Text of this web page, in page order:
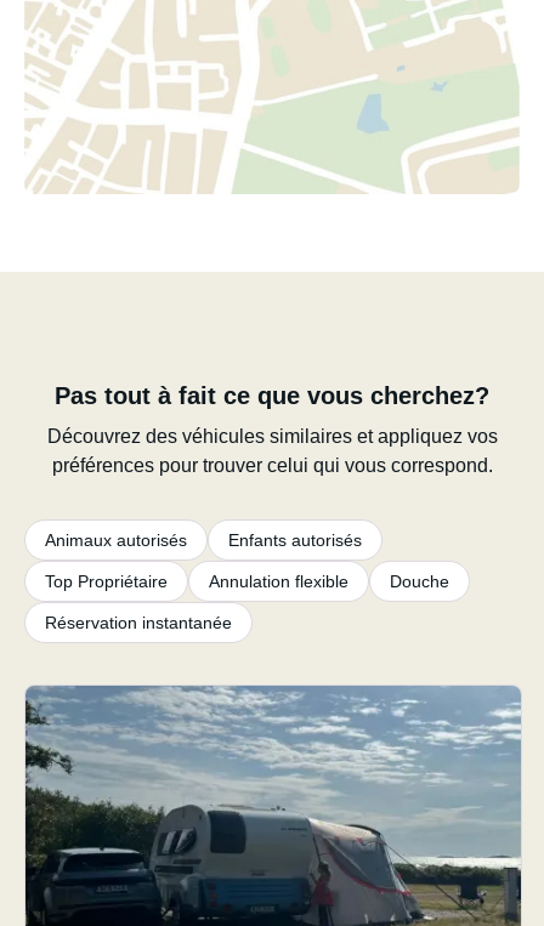
Pas tout à fait ce que vous cherchez?
Découvrez des véhicules similaires et appliquez vos
préférences pour trouver celui qui vous correspond.
Animaux autorisés Enfants autorisés
Top Propriétaire Annulation flexible Douche
Réservation instantanée